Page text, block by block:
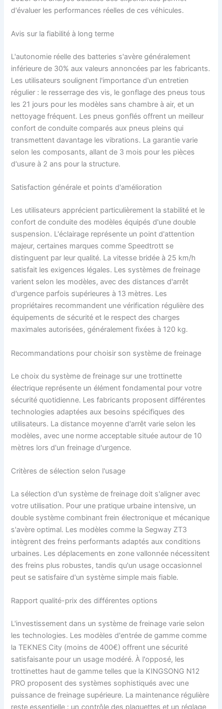
d'évaluer les performances réelles de ces véhicules.
Avis sur la fiabilité à long terme
L'autonomie réelle des batteries s'avère généralement
inférieure de 30% aux valeurs annoncées par les fabricants.
Les utilisateurs soulignent l'importance d'un entretien
régulier : le resserrage des vis, le gonflage des pneus tous
les 21 jours pour les modèles sans chambre à air, et un
nettoyage fréquent. Les pneus gonflés offrent un meilleur
confort de conduite comparés aux pneus pleins qui
transmettent davantage les vibrations. La garantie varie
selon les composants, allant de 3 mois pour les pièces
d'usure à 2 ans pour la structure.
Satisfaction générale et points d'amélioration
Les utilisateurs apprécient particulièrement la stabilité et le
confort de conduite des modèles équipés d'une double
suspension. L'éclairage représente un point d'attention
majeur, certaines marques comme Speedtrott se
distinguent par leur qualité. La vitesse bridée à 25 km/h
satisfait les exigences légales. Les systèmes de freinage
varient selon les modèles, avec des distances d'arrêt
d'urgence parfois supérieures à 13 mètres. Les
propriétaires recommandent une vérification régulière des
équipements de sécurité et le respect des charges
maximales autorisées, généralement fixées à 120 kg.
Recommandations pour choisir son système de freinage
Le choix du système de freinage sur une trottinette
électrique représente un élément fondamental pour votre
sécurité quotidienne. Les fabricants proposent différentes
technologies adaptées aux besoins spécifiques des
utilisateurs. La distance moyenne d'arrêt varie selon les
modèles, avec une norme acceptable située autour de 10
mètres lors d'un freinage d'urgence.
Critères de sélection selon l'usage
La sélection d'un système de freinage doit s'aligner avec
votre utilisation. Pour une pratique urbaine intensive, un
double système combinant frein électronique et mécanique
s'avère optimal. Les modèles comme la Segway ZT3
intègrent des freins performants adaptés aux conditions
urbaines. Les déplacements en zone vallonnée nécessitent
des freins plus robustes, tandis qu'un usage occasionnel
peut se satisfaire d'un système simple mais fiable.
Rapport qualité-prix des différentes options
L'investissement dans un système de freinage varie selon
les technologies. Les modèles d'entrée de gamme comme
la TEKNES City (moins de 400€) offrent une sécurité
satisfaisante pour un usage modéré. À l'opposé, les
trottinettes haut de gamme telles que la KINGSONG N12
PRO proposent des systèmes sophistiqués avec une
puissance de freinage supérieure. La maintenance régulière
reste essentielle : un contrôle des plaquettes et un réglage